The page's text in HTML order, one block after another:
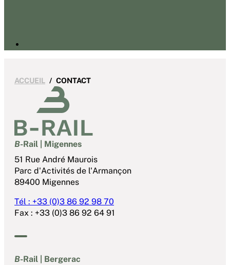
ACCUEIL CONTACT
B-Rail | Migennes
51 Rue André Maurois
Parc d'Activités de l'Armançon
89400 Migennes
Tél : +33 (0)3 86 92 98 70
Fax : +33 (0)3 86 92 64 91
B-Rail | Bergerac